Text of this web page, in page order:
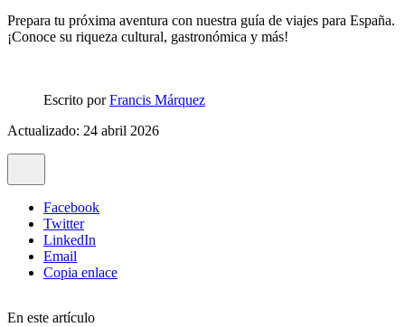
Prepara tu próxima aventura con nuestra guía de viajes para España.
¡Conoce su riqueza cultural, gastronómica y más!
Escrito porFrancis Márquez
Actualizado: 24 abril 2026
Facebook
Twitter
LinkedIn
Email
Copia enlace
En este artículo